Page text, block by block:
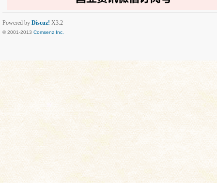
Powered by Discuz! X3.2
© 2001-2013 Comsenz Inc.